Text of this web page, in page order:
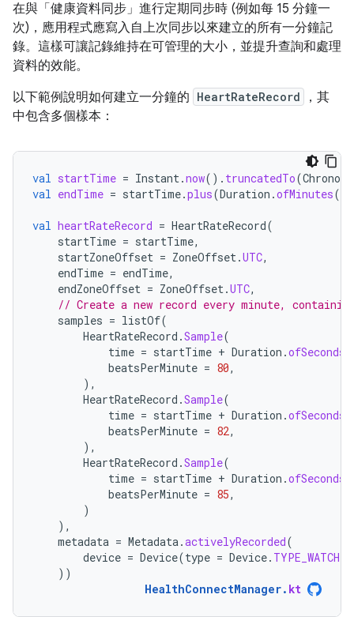
在與「健康資料同步」進行定期同步時 (例如每 15 分鐘一
次)，應用程式應寫入自上次同步以來建立的所有一分鐘記
錄。這樣可讓記錄維持在可管理的大小，並提升查詢和處理
資料的效能。
以下範例說明如何建立一分鐘的 HeartRateRecord
，其
中包含多個樣本：
val startTime = Instant.now(). truncatedTo(
val endTime = startTime.plus(Duration .ofMinutes(
val heartRateRecord = HeartRateRecord(
startTime = startTime,
startZoneOffset = ZoneOffset.UTC,
endTime = endTime,
endZoneOffset = ZoneOffset.UTC,
// Create a new record every minute,
samples = listOf(
HeartRateRecord .Sample(
time = startTime + Duration .ofSeconds
beatsPerMinute = 80,
),
HeartRateRecord .Sample(
time = startTime + Duration .ofSeconds
beatsPerMinute = 82,
),
HeartRateRecord .Sample(
time = startTime + Duration .ofSeconds
beatsPerMinute = 85,
)
),
metadata = Metadata.activelyRecorded(
device = Device(type = Device. TYPE_WATCH
))
HealthConnectManager. kt